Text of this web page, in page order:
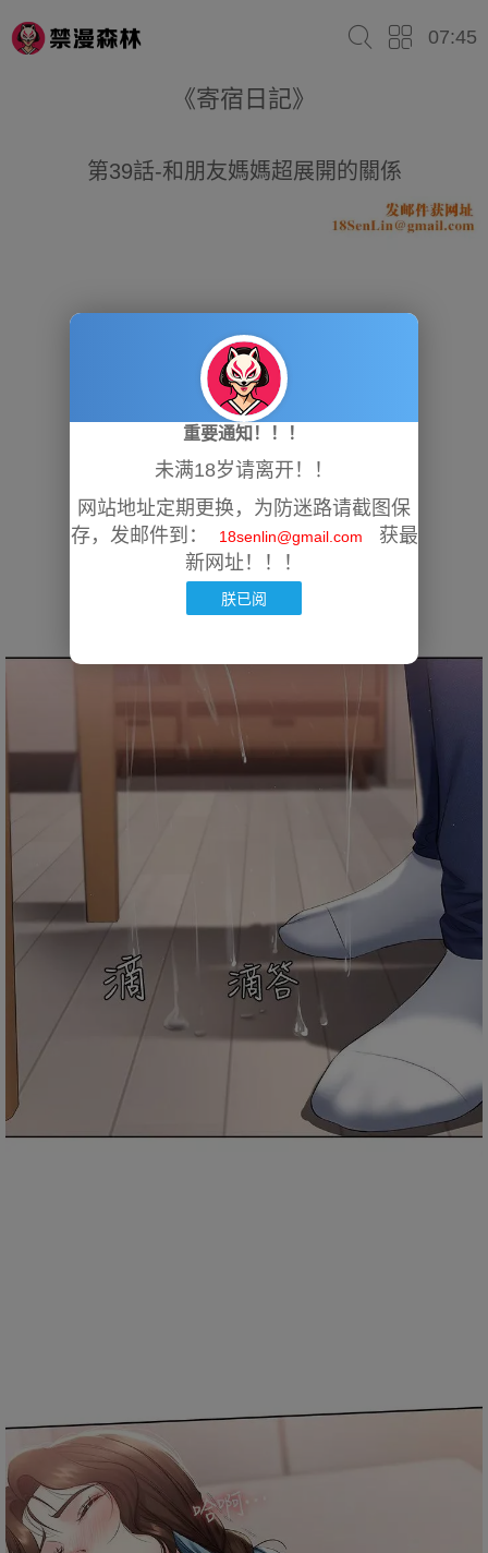
07:45
《寄宿日記》
第39話-和朋友媽媽超展開的關係
重要通知！！！
未满18岁请离开！！
网站地址定期更换，为防迷路请截图保
存，发邮件到：
18senlin@gmail.com
获最
新网址！！！
朕已阅